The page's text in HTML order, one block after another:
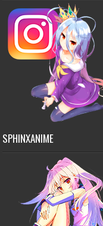
SPHINXANIME